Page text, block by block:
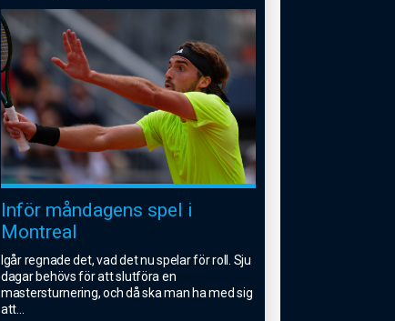
Inför måndagens spel i
Montreal
Igår regnade det, vad det nu spelar för roll. Sju
dagar behövs för att slutföra en
mastersturnering, och då ska man ha med sig
att